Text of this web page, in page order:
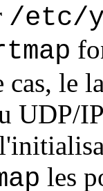
/etc/
cas, le
UDP/
les